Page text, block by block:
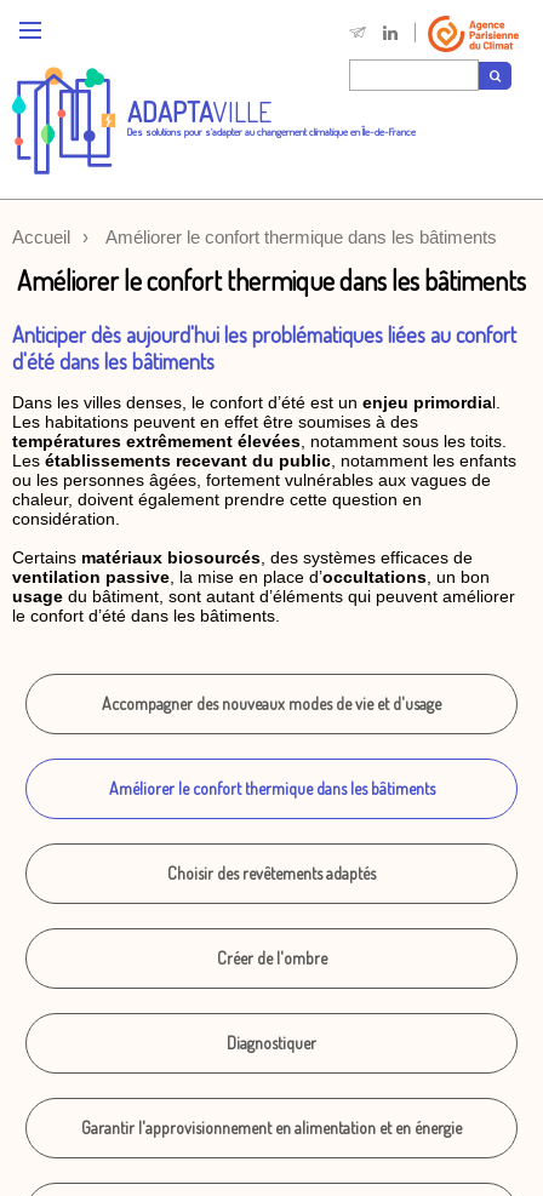
ADAPTAVILLE
Des solutions pour s'adapter au changement climatique en Île-de-France
Accueil Améliorer le confort thermique dans les bâtiments
Améliorer le confort thermique dans les bâtiments
Anticiper dès aujourd'hui les problématiques liées au confort
d'été dans les bâtiments
Dans les villes denses, le confort d’été est un enjeu primordial.
Les habitations peuvent en effet être soumises à des
températures extrêmement élevées , notamment sous les toits.
Les établissements recevant du public , notamment les enfants
ou les personnes âgées, fortement vulnérables aux vagues de
chaleur, doivent également prendre cette question en
considération.
Certains matériaux biosourcés , des systèmes efficaces de
ventilation passive , la mise en place d’occultations , un bon
usage du bâtiment, sont autant d’éléments qui peuvent améliorer
le confort d’été dans les bâtiments.
Accompagner des nouveaux modes de vie et d'usage
Améliorer le confort thermique dans les bâtiments
Choisir des revêtements adaptés
Créer de l'ombre
Diagnostiquer
Garantir l'approvisionnement en alimentation et en énergie